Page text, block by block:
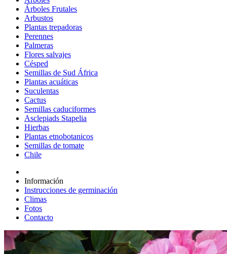
Árboles Frutales
Arbustos
Plantas trepadoras
Perennes
Palmeras
Flores salvajes
Césped
Semillas de Sud África
Plantas acuáticas
Suculentas
Cactus
Semillas caduciformes
Asclepiads Stapelia
Hierbas
Plantas etnobotanicos
Semillas de tomate
Chile
Información
Instrucciones de germinación
Climas
Fotos
Contacto